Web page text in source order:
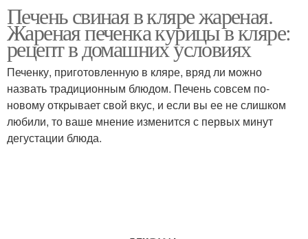
Печени в кляре Печёнки в кляре
Печень свиная в кляре жареная.
Жареная печенка курицы в кляре:
рецепт в домашних условиях
Печенку, приготовленную в кляре, вряд ли можно
назвать традиционным блюдом. Печень совсем по-
новому открывает свой вкус, и если вы ее не слишком
любили, то ваше мнение изменится с первых минут
дегустации блюда.